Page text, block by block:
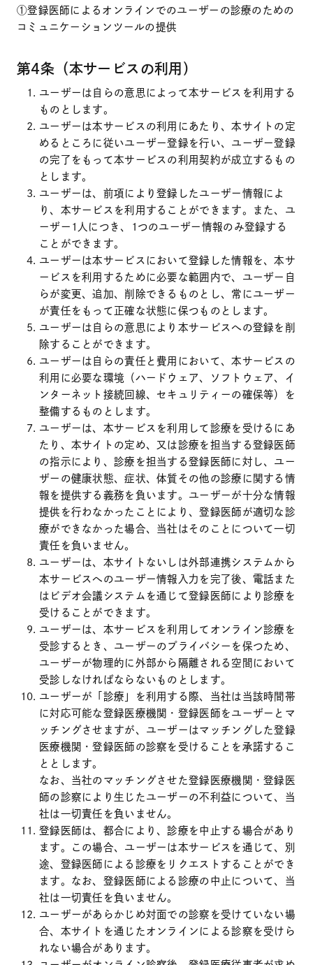
①登録医師によるオンラインでのユーザーの診療のための
コミュニケーションツールの提供
第4条（本サービスの利用）
ユーザーは自らの意思によって本サービスを利用する
ものとします。
ユーザーは本サービスの利用にあたり、本サイトの定
めるところに従いユーザー登録を行い、ユーザー登録
の完了をもって本サービスの利用契約が成立するもの
とします。
ユーザーは、前項により登録したユーザー情報によ
り、本サービスを利用することができます。また、ユ
ーザー1人につき、1つのユーザー情報のみ登録する
ことができます。
ユーザーは本サービスにおいて登録した情報を、本サ
ービスを利用するために必要な範囲内で、ユーザー自
らが変更、追加、削除できるものとし、常にユーザー
が責任をもって正確な状態に保つものとします。
ユーザーは自らの意思により本サービスへの登録を削
除することができます。
ユーザーは自らの責任と費用において、本サービスの
利用に必要な環境（ハードウェア、ソフトウェア、イ
ンターネット接続回線、セキュリティーの確保等）を
整備するものとします。
ユーザーは、本サービスを利用して診療を受けるにあ
たり、本サイトの定め、又は診療を担当する登録医師
の指示により、診療を担当する登録医師に対し、ユー
ザーの健康状態、症状、体質その他の診療に関する情
報を提供する義務を負います。ユーザーが十分な情報
提供を行わなかったことにより、登録医師が適切な診
療ができなかった場合、当社はそのことについて一切
責任を負いません。
ユーザーは、本サイトないしは外部連携システムから
本サービスへのユーザー情報入力を完了後、電話また
はビデオ会議システムを通じて登録医師により診療を
受けることができます。
ユーザーは、本サービスを利用してオンライン診療を
受診するとき、ユーザーのプライバシーを保つため、
ユーザーが物理的に外部から隔離される空間において
受診しなければならないものとします。
ユーザーが「診療」を利用する際、当社は当該時間帯
に対応可能な登録医療機関・登録医師をユーザーとマ
ッチングさせますが、ユーザーはマッチングした登録
医療機関・登録医師の診察を受けることを承諾するこ
ととします。
なお、当社のマッチングさせた登録医療機関・登録医
師の診察により生じたユーザーの不利益について、当
社は一切責任を負いません。
登録医師は、都合により、診療を中止する場合があり
ます。この場合、ユーザーは本サービスを通じて、別
途、登録医師による診療をリクエストすることができ
ます。なお、登録医師による診療の中止について、当
社は一切責任を負いません。
ユーザーがあらかじめ対面での診察を受けていない場
合、本サイトを通じたオンラインによる診察を受けら
れない場合があります。